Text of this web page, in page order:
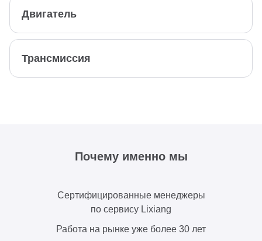
Двигатель
Трансмиссия
Почему именно мы
Сертифицированные менеджеры
по сервису Lixiang
Работа на рынке уже более 30 лет